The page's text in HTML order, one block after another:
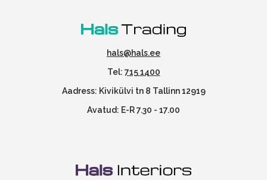
hals@hals.ee
Tel: 715 1400
Aadress: Kivikülvi tn 8 Tallinn 12919
Avatud: E-R 7.30 - 17.00